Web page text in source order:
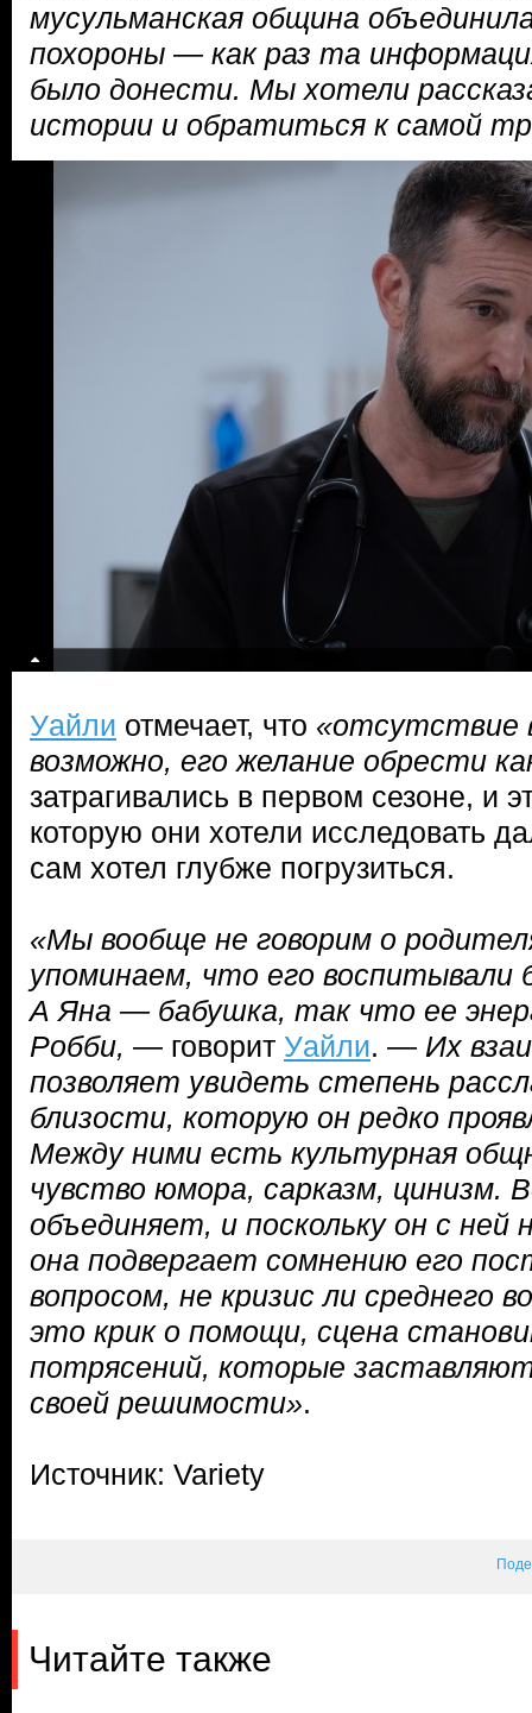
мусульманская община
похороны — как раз та
было донести. Мы хотели
истории и обратиться к самой
Уайли отмечает, что «отсутствие
возможно, его желание обрести
затрагивались в первом сезоне, и
которую они хотели исследовать
сам хотел глубже погрузиться.
«Мы вообще не говорим о
упоминаем, что его воспитывали
А Яна — бабушка, так что ее
Робби, — говорит Уайли. — Их
позволяет увидеть степень
близости, которую он редко
Между ними есть культурная
чувство юмора, сарказм, цинизм.
объединяет, и поскольку он с ней
она подвергает сомнению его
вопросом, не кризис ли среднего
это крик о помощи, сцена
потрясений, которые
своей решимости».
Источник: Variety
Читайте также